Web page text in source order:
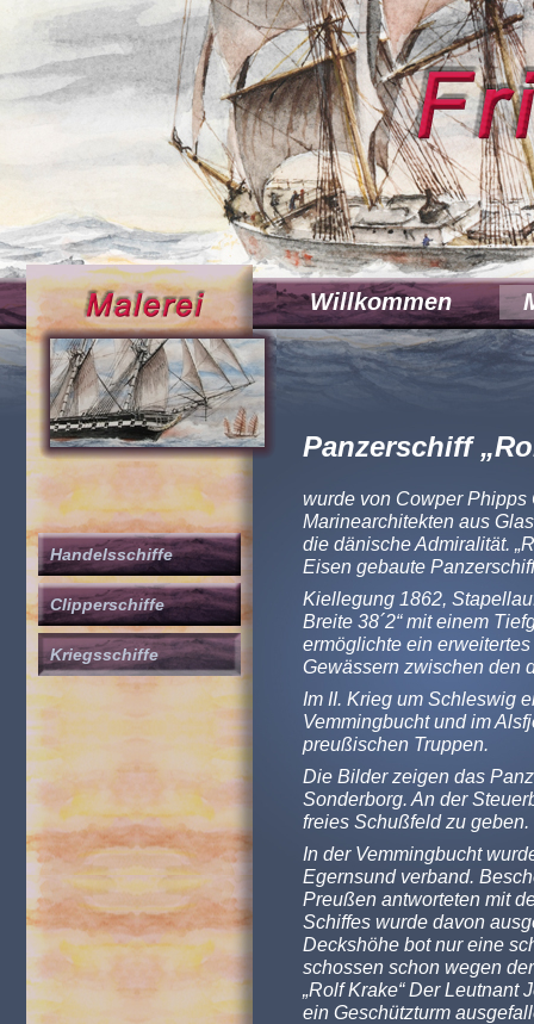
Willkommen
Handelsschiffe
Clipperschiffe
Kriegsschiffe
Panzerschiff
wurde von Cowper
Marinearchitekten aus
die dänische Admiralität.
Eisen gebaute
Kiellegung 1862,
Breite 38´2“ mit einem
ermöglichte ein
Gewässern zwischen den
Im II. Krieg um Schleswig
Vemmingbucht und im
preußischen Truppen.
Die Bilder zeigen das
Sonderborg. An der
freies Schußfeld zu geben.
In der Vemmingbucht
Egernsund verband.
Preußen antworteten mit
Schiffes wurde davon
Deckshöhe bot nur eine
schossen schon wegen
„Rolf Krake“ Der Leutnant
ein Geschützturm